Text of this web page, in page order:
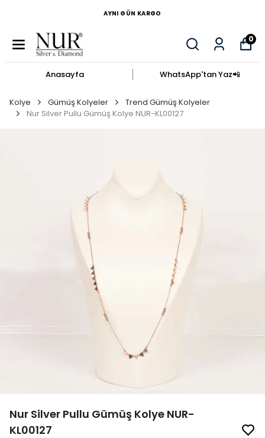
AYNI GÜN KARGO
0
Anasayfa WhatsApp'tan Yaz​📲​
Kolye Gümüş Kolyeler
Trend Gümüş Kolyeler
Nur Silver Pullu Gümüş Kolye NUR-KL00127
Nur Silver Pullu Gümüş Kolye NUR-
KL00127